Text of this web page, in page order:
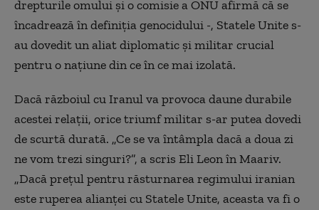
drepturile omului și o comisie a ONU afirmă că se
încadrează în definiția genocidului -, Statele Unite s-
au dovedit un aliat diplomatic și militar crucial
pentru o națiune din ce în ce mai izolată.
Dacă războiul cu Iranul va provoca daune durabile
acestei relații, orice triumf militar s-ar putea dovedi
de scurtă durată. „Ce se va întâmpla dacă a doua zi
ne vom trezi singuri?”, a scris Eli Leon în Maariv.
„Dacă prețul pentru răsturnarea regimului iranian
este ruperea alianței cu Statele Unite, aceasta va fi o